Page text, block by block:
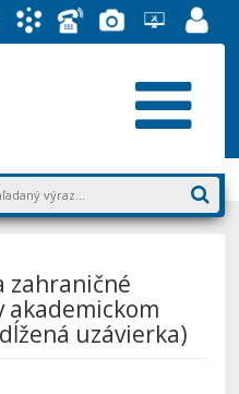
Akademický
TelefónnyFotogaléria
Helpdesk
EUBAportál
zahraničné
akademickom
uzávierka)